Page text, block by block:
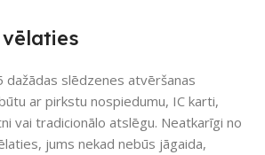
dažādas slēdzenes atvēršanas
ar pirkstu nospiedumu, IC karti,
vai tradicionālo atslēgu. Neatkarīgi no
jums nekad nebūs jāgaida,